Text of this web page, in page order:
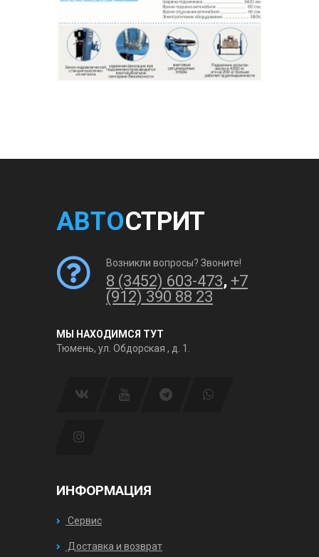
АВТОСТРИТ
Возникли вопросы? Звоните!
8 (3452) 603-473, +7
(912) 390 88 23
МЫ НАХОДИМСЯ ТУТ
Тюмень, ул. Обдорская , д. 1.
ИНФОРМАЦИЯ
Сервис
Доставка и возврат